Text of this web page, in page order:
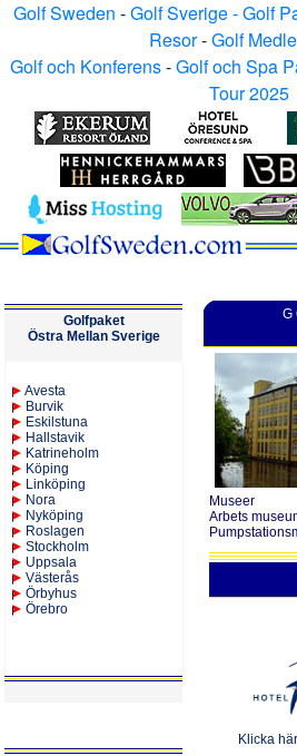
Golf Sweden -Golf Sverige - Golf
Resor-Golf
Golf och Konferens-Golf och Spa
Tour 2025
Golfpaket
Östra Mellan Sverige
Avesta
Burvik
Eskilstuna
Hallstavik
Katrineholm
Köping
Linköping
Nora
Nyköping
Roslagen
Stockholm
Uppsala
Västerås
Örbyhus
Örebro
G
Museer
Arbets
Klicka